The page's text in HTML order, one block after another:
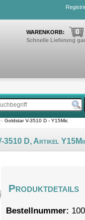
WARENKORB: 0
Schnelle Lieferung
» Goldstar V-3510 D - Y15Mic
3510 D, Artikel
Produktdetails
Bestellnummer: